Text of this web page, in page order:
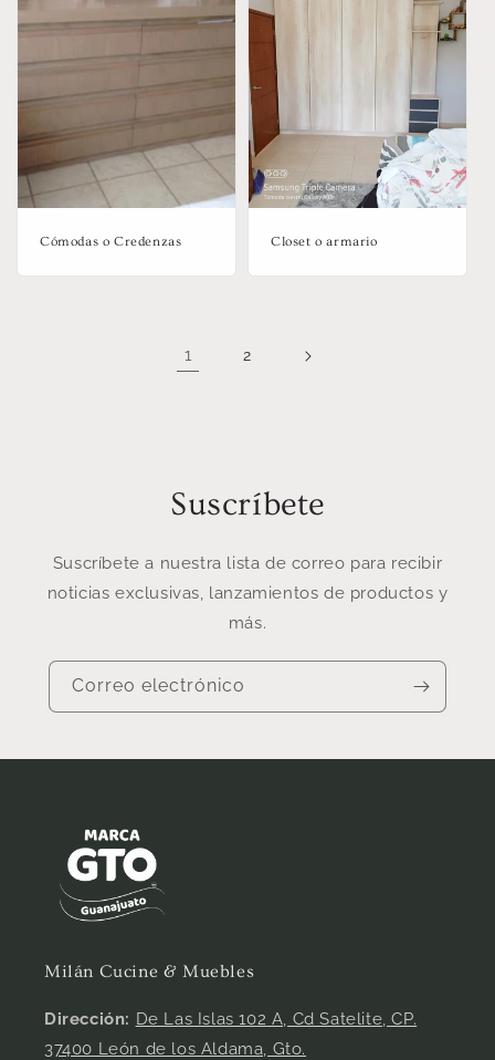
Cómodas o Credenzas Closet o armario
1 2
Suscríbete
Suscríbete a nuestra lista de correo para recibir
noticias exclusivas, lanzamientos de productos y
más.
Correo electrónico
Milán Cucine & Muebles
Dirección: De Las Islas 102 A, Cd Satelite, CP.
37400 León de los Aldama, Gto.